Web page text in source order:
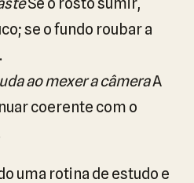
se o fundo roubar a
ao mexer a câmeraA
coerente com o
uma rotina de estudo e